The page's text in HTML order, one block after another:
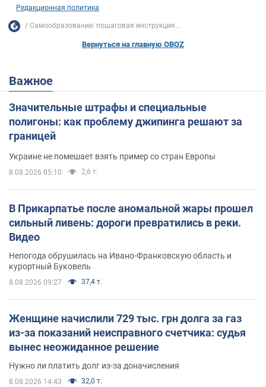
Редакционная политика
Самообразование: пошаговая инструкция...
Вернуться на главную OBOZ
Важное
Значительные штрафы и специальные
полигоны: как проблему джипинга решают за
границей
Украине не помешает взять пример со стран Европы
8.08.2026 05:10 2,6 т.
В Прикарпатье после аномальной жары прошел
сильный ливень: дороги превратились в реки.
Видео
Непогода обрушилась на Ивано-Франковскую область и
курортный Буковель
8.08.2026 09:27 37,4 т.
Женщине начислили 729 тыс. грн долга за газ
из-за показаний неисправного счетчика: судья
вынес неожиданное решение
Нужно ли платить долг из-за доначисления
8.08.2026 14:43 32,0 т.